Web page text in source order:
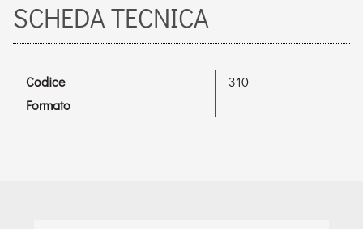
SCHEDA TECNICA
Codice
310
Formato